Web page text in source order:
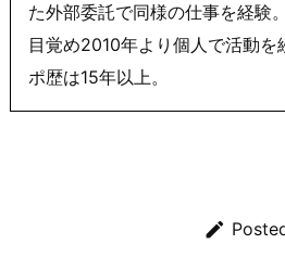
た外部委託で同様の仕事を経験
目覚め2010年より個人で活動を
ポ歴は15年以上。
